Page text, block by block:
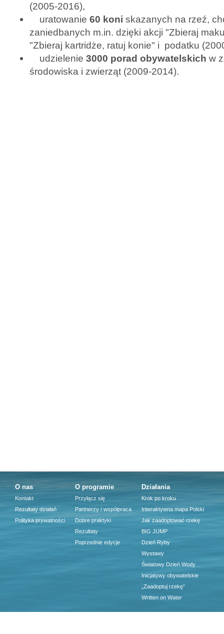
(2005-2016),
uratowanie 60 koni skazanych na rzeź,
zaniedbanych m.in. dzięki akcji "Zbieraj
"Zbieraj kartridże, ratuj konie" i podatku
udzielenie 3000 porad obywatelskich w
środowiska i zwierząt (2009-2014).
O nas
Kontakt
Rezultaty działań
Polityka prywatności
O programie
Przyłącz się
Partnerzy / współpraca
Dobre praktyki
Rezultaty
Poprzednie edycje
Działania
Krok po kroku
Interaktywna mapa Polski
Jak zaadoptować rzekę
BIG JUMP
Dzień Ryby
Wystawy
Światowy Dzień Wody
Inicjatywy obywatelskie
„Zaadoptuj rzekę”
Written on Water